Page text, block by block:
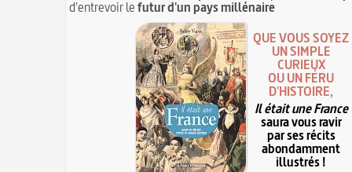
d'entrevoir lefutur d'un pays millénaire
QUE VOUS SOYEZ
UN SIMPLE
CURIEUX
OU UN FÉRU
D'HISTOIRE,
Il était une France
saura vous ravir
par ses récits
abondamment
illustrés !